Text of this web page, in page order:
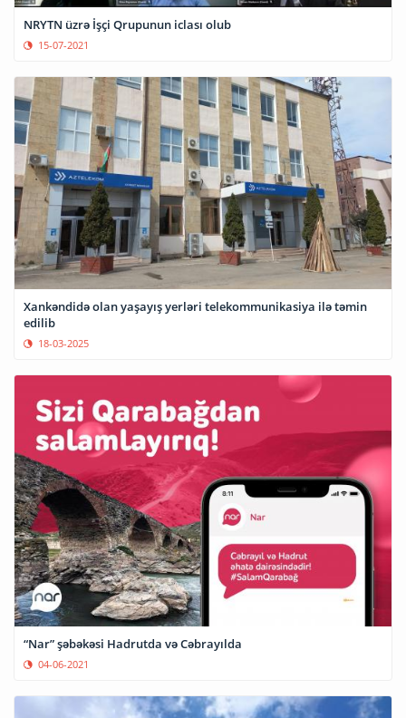
NRYTN üzrə İşçi Qrupunun iclası olub
15-07-2021
Xankəndidə olan yaşayış yerləri telekommunikasiya ilə təmin
edilib
18-03-2025
“Nar” şəbəkəsi Hadrutda və Cəbrayılda
04-06-2021